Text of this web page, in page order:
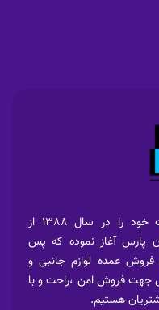
فروشگاه اینترنتی رستل ابتداء فعالیت خود را در سال 1388 از
پارس آغاز نموده که پس
فروش عمده لوازم جانبی و
و در تلاش جهت فروش امن ،راحت و با
هستیم.